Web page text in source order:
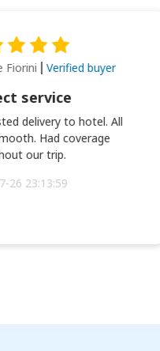
Fiorini Verified buyer
service
delivery to hotel. All
Had coverage
our trip.
26 23:13:59